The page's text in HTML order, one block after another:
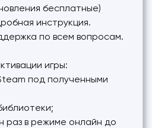
бесплатные)
инструкция.
по всем вопросам.
игры:
под полученными
раз в режиме онлайн до